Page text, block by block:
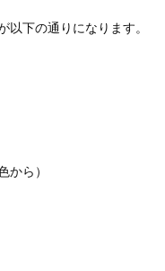
下の通りになります。
ら）